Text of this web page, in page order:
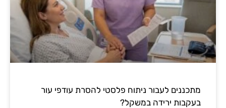
מתכננים לעבור ניתוח פלסטי להסרת עודפי עור
בעקבות ירידה במשקל?